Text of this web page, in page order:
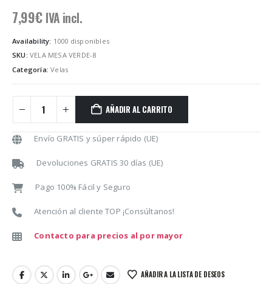
7,99€ IVA incl.
Availability: 1000 disponibles
SKU: VELA MESA VERDE-8
Categoría:Velas
AÑADIR AL CARRITO
Envío GRATIS y súper rápido (UE)
Devoluciones GRATIS 30 días (UE)
Pago 100% Fácil y Seguro
Atención al cliente TOP ¡Consúltanos!
Contacto para precios al por mayor
AÑADIR A LA LISTA DE DESEOS